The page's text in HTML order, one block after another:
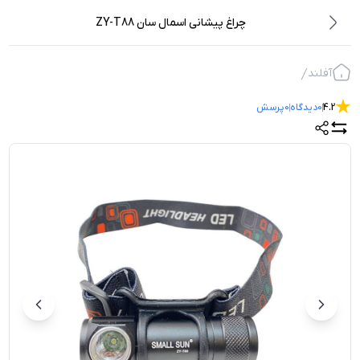
چراغ پیشانی اسمال سان ZY-T88
آفلند
4.2
0دیدگاه0پرسش